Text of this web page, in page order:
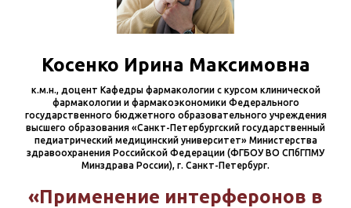
Косенко Ирина Максимовна
к.м.н., доцент Кафедры фармакологии с курсом клинической
фармакологии и фармакоэкономики Федерального
государственного бюджетного образовательного учреждения
высшего образования «Санкт-Петербургский государственный
педиатрический медицинский университет» Министерства
здравоохранения Российской Федерации (ФГБОУ ВО СПбГПМУ
Минздрава России), г. Санкт-Петербург.
«Применение интерферонов в